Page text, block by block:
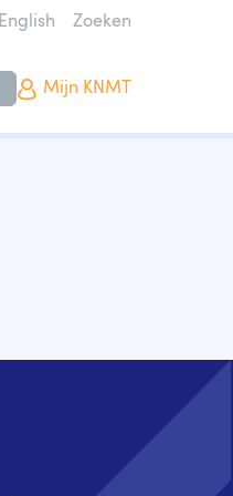
English
Zoeken
Mijn KNMT